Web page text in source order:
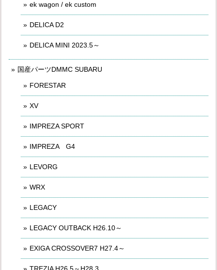
ek wagon / ek custom
DELICA D2
DELICA MINI 2023.5～
国産パーツDMMC SUBARU
FORESTAR
XV
IMPREZA SPORT
IMPREZA G4
LEVORG
WRX
LEGACY
LEGACY OUTBACK H26.10～
EXIGA CROSSOVER7 H27.4～